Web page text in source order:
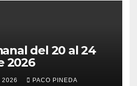
del 20 al 24
2026
2026 PACO PINEDA